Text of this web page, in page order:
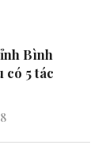
Bình
có 5 tác